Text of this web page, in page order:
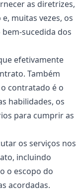
as diretrizes,
muitas vezes, os
sucedida dos
efetivamente
Também
contratado é o
habilidades, os
para cumprir as
os serviços nos
incluindo
o escopo do
acordadas.